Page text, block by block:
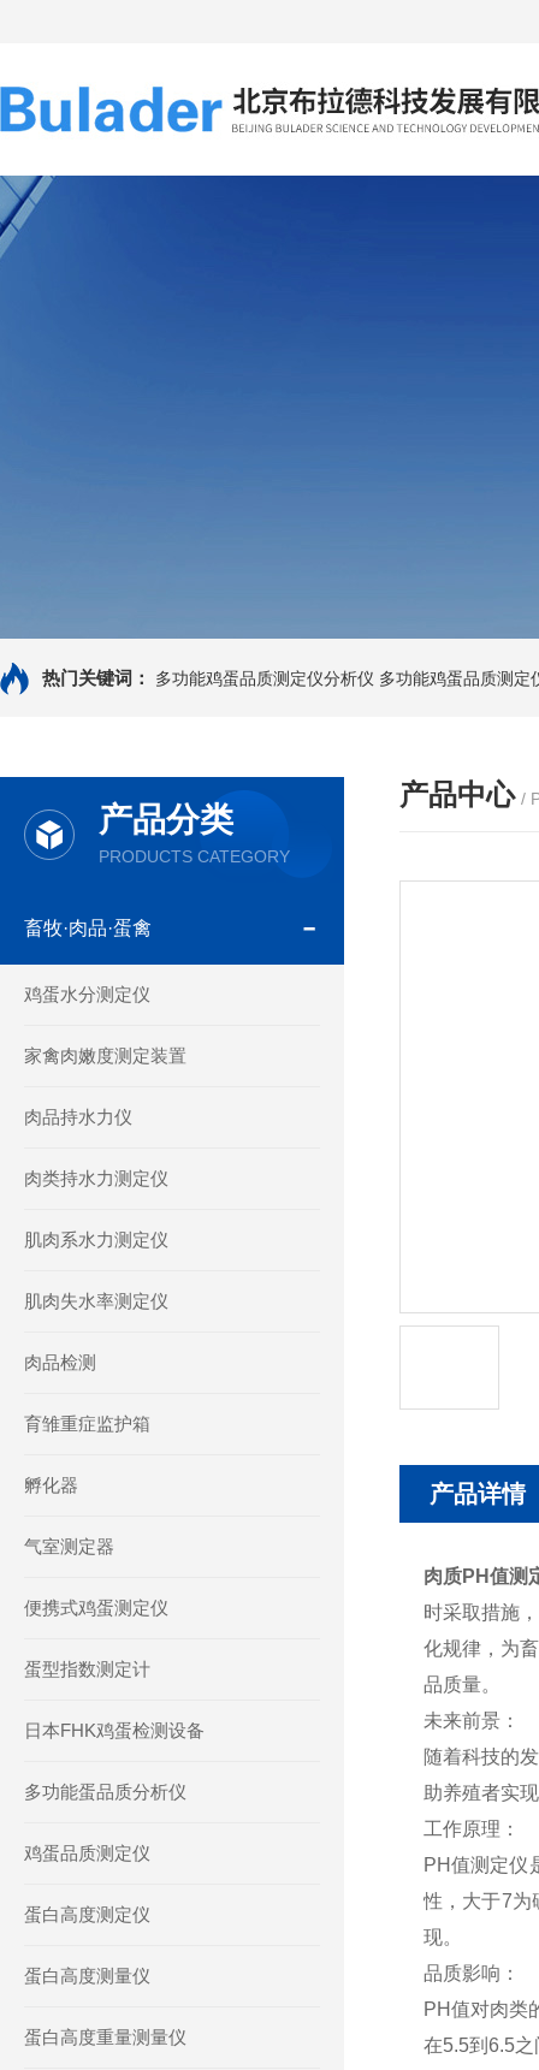
热门关键词： 多功能鸡蛋品质测定仪分析仪 多功能鸡蛋品质测定
产品分类
PRODUCTS CATEGORY
畜牧·肉品·蛋禽
鸡蛋水分测定仪
家禽肉嫩度测定装置
肉品持水力仪
肉类持水力测定仪
肌肉系水力测定仪
肌肉失水率测定仪
肉品检测
育雏重症监护箱
孵化器
气室测定器
便携式鸡蛋测定仪
蛋型指数测定计
日本FHK鸡蛋检测设备
多功能蛋品质分析仪
鸡蛋品质测定仪
蛋白高度测定仪
蛋白高度测量仪
蛋白高度重量测量仪
产品中心 /
产品详情
肉质PH值测
时采取措施
化规律，为
品质量。
未来前景：
随着科技的
助养殖者实
工作原理：
PH值测定仪
性，大于7为
现。
品质影响：
PH值对肉类
在5.5到6.5